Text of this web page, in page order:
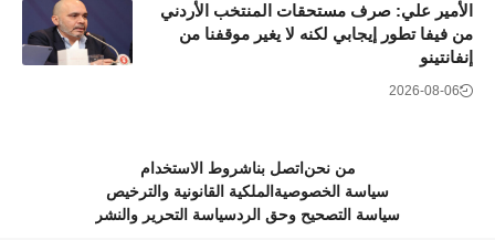
الأمير علي: صرف مستحقات المنتخب الأردني
من فيفا تطور إيجابي لكنه لا يغير موقفنا من
إنفانتينو
2026-08-06
من نحن اتصل بناشروط الاستخدام
سياسة الخصوصية الملكية القانونية والترخيص
سياسة التصحيح وحق الردسياسة التحرير والنشر